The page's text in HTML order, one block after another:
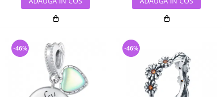
-46% -46%